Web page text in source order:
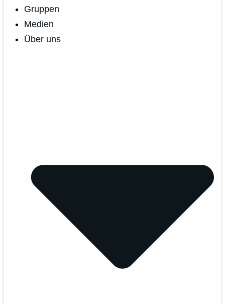
Gruppen
Medien
Über uns